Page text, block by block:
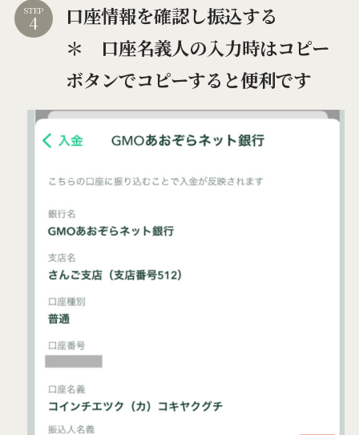
STEP
口座情報を確認し振込する
＊ 口座名義人の入力時はコピー
ボタンでコピーすると便利です